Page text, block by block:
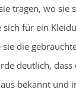
tragen, wo sie
für ein
die
deutlich, dass
bekannt und